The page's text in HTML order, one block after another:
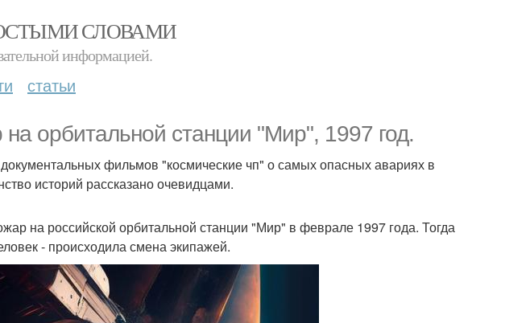
СЛОВАМИ
информацией.
статьи
орбитальной станции "Мир", 1997 год.
фильмов "космические чп" о самых опасных авариях в
историй рассказано очевидцами.
на российской орбитальной станции "Мир" в феврале 1997 года. Тогда
- происходила смена экипажей.